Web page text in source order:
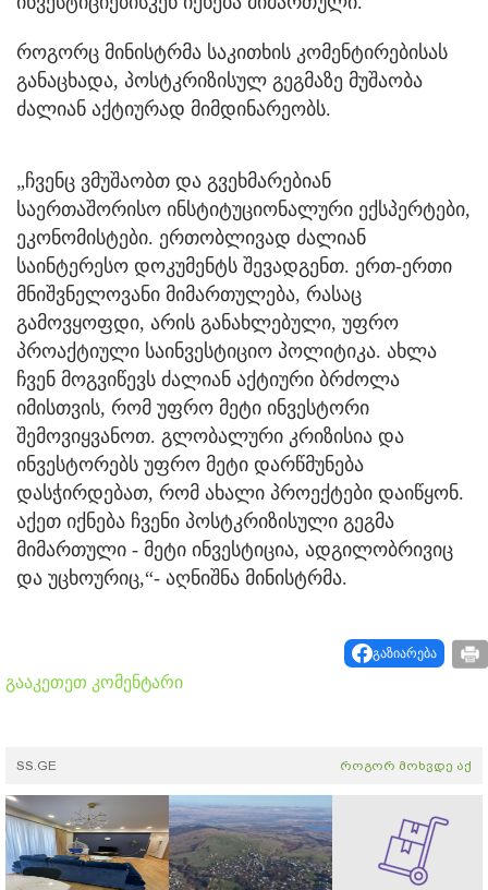
როგორც მინისტრმა საკითხის კომენტირებისას
განაცხადა, პოსტკრიზისულ გეგმაზე მუშაობა
ძალიან აქტიურად მიმდინარეობს.
„ჩვენც ვმუშაობთ და გვეხმარებიან
საერთაშორისო ინსტიტუციონალური ექსპერტები,
ეკონომისტები. ერთობლივად ძალიან
საინტერესო დოკუმენტს შევადგენთ. ერთ-ერთი
მნიშვნელოვანი მიმართულება, რასაც
გამოვყოფდი, არის განახლებული, უფრო
პროაქტიული საინვესტიციო პოლიტიკა. ახლა
ჩვენ მოგვიწევს ძალიან აქტიური ბრძოლა
იმისთვის, რომ უფრო მეტი ინვესტორი
შემოვიყვანოთ. გლობალური კრიზისია და
ინვესტორებს უფრო მეტი დარწმუნება
დასჭირდებათ, რომ ახალი პროექტები დაიწყონ.
აქეთ იქნება ჩვენი პოსტკრიზისული გეგმა
მიმართული - მეტი ინვესტიცია, ადგილობრივიც
და უცხოურიც,“- აღნიშნა მინისტრმა.
გაზიარება
გააკეთეთ კომენტარი
SS.GE როგორ მოხვდე აქ